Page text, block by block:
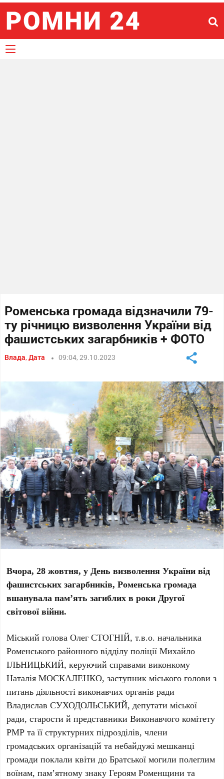
Роменська громада відзначили 79-
ту річницю визволення України від
фашистських загарбників + ФОТО
Влада,Дата 09:04, 29.10.2023
Вчора, 28 жовтня, у День визволення України від
фашистських загарбників, Роменська громада
вшанувала пам’ять загиблих в роки Другої
світової війни.
Міський голова Олег СТОГНІЙ, т.в.о. начальника
Роменського районного відділу поліції Михайло
ІЛЬНИЦЬКИЙ, керуючий справами виконкому
Наталія МОСКАЛЕНКО, заступник міського голови з
питань діяльності виконавчих органів ради
Владислав СУХОДОЛЬСЬКИЙ, депутати міської
ради, старости й представники Виконавчого комітету
РМР та її структурних підрозділів, члени
громадських організацій та небайдужі мешканці
громади поклали квіти до Братської могили полеглим
воїнам, пам’ятному знаку Героям Роменщини та